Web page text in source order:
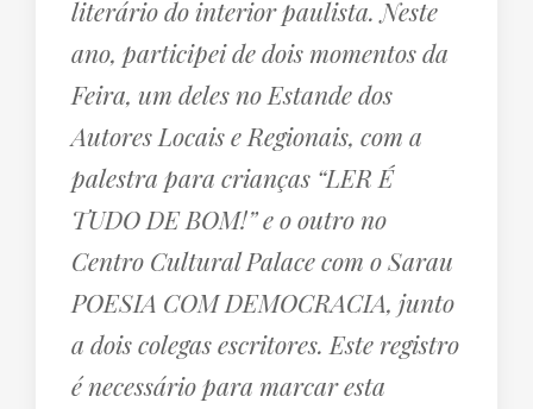
literário do interior paulista. Neste
ano, participei de dois momentos da
Feira, um deles no Estande dos
Autores Locais e Regionais, com a
palestra para crianças “LER É
TUDO DE BOM!” e o outro no
Centro Cultural Palace com o Sarau
POESIA COM DEMOCRACIA, junto
a dois colegas escritores. Este registro
é necessário para marcar esta